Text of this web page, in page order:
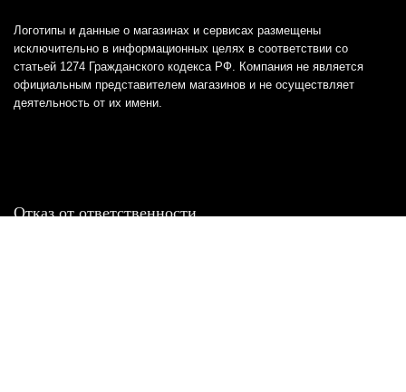
Логотипы и данные о магазинах и сервисах размещены
исключительно в информационных целях в соответствии со
статьей 1274 Гражданского кодекса РФ. Компания не является
официальным представителем магазинов и не осуществляет
деятельность от их имени.
Отказ от ответственности